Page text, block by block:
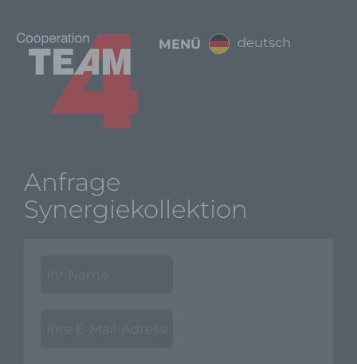
MENÜ deutsch
Anfrage
Synergiekollektion